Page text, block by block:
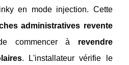
en mode injection. Cette
administratives revente
commencer à revendre
. L'installateur vérifie le